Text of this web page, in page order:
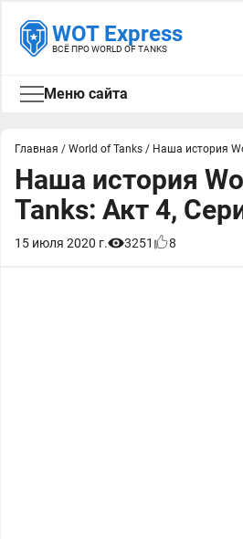
WOT Express
ВСЁ ПРО WORLD OF TANKS
Меню сайта
Главная / World of Tanks / Наша история
Наша история
Tanks: Акт 4,
15 июля 2020 г. 3251 8